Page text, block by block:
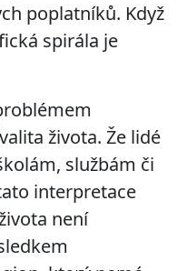
poplatníků. Když
spirála je
života. Že lidé
službám či
interpretace
není